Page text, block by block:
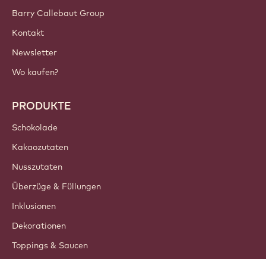
Barry Callebaut Group
Kontakt
Newsletter
Wo kaufen?
PRODUKTE
Schokolade
Kakaozutaten
Nusszutaten
Überzüge & Füllungen
Inklusionen
Dekorationen
Toppings & Saucen